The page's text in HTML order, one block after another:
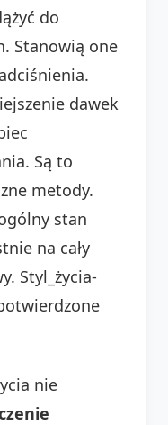
do
Stanowią one
dawek
Są to
metody.
stan
na cały
Styl_życia-
nie